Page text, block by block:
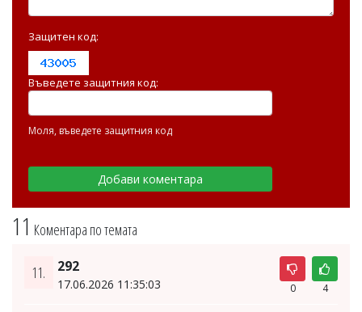
11 Коментара по темата
11. 292
17.06.2026 11:35:03 0 4
Защитен код:
Въведете защитния код:
Моля, въведете защитния код